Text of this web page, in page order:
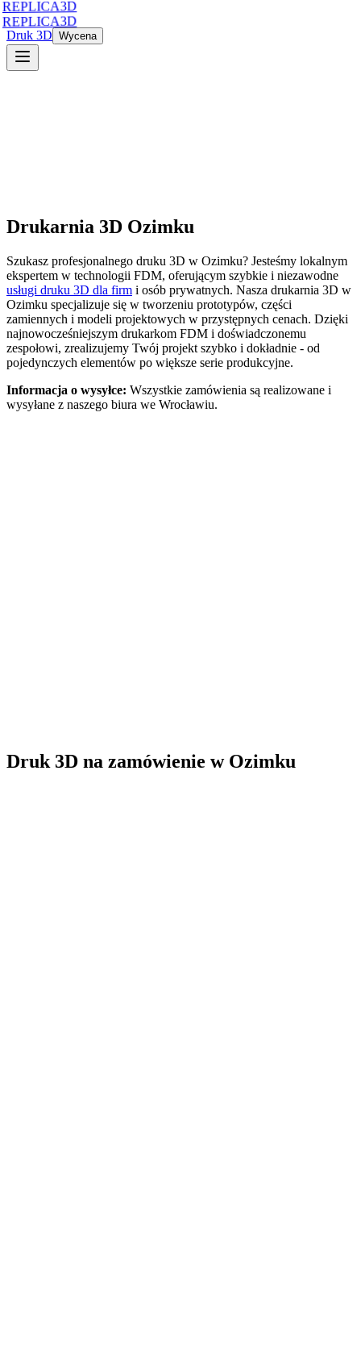
REPLICA3D
REPLICA3D
Druk 3D Wycena
Drukarnia 3D Ozimku
Szukasz profesjonalnego druku 3D w Ozimku? Jesteśmy lokalnym
ekspertem w technologii FDM, oferującym szybkie i niezawodne
usługi druku 3D dla firm i osób prywatnych. Nasza drukarnia 3D w
Ozimku specjalizuje się w tworzeniu prototypów, części
zamiennych i modeli projektowych w przystępnych cenach. Dzięki
najnowocześniejszym drukarkom FDM i doświadczonemu
zespołowi, zrealizujemy Twój projekt szybko i dokładnie - od
pojedynczych elementów po większe serie produkcyjne.
Informacja o wysyłce: Wszystkie zamówienia są realizowane i
wysyłane z naszego biura we Wrocławiu.
Druk 3D na zamówienie w Ozimku